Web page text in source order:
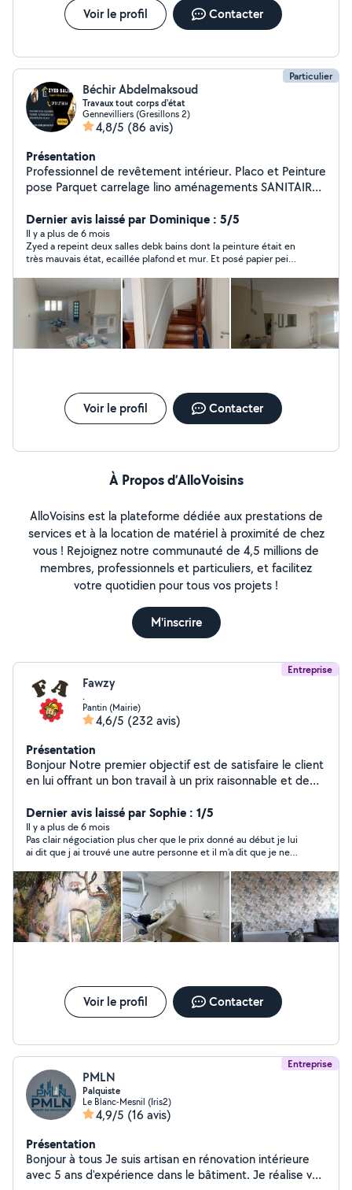
Voir le profil Contacter
Particulier
Béchir Abdelmaksoud
Travaux tout corps d'état
Gennevilliers (Gresillons 2)
4,8/5 (86 avis)
Présentation
Professionnel de revêtement intérieur. Placo et Peinture
pose Parquet carrelage lino aménagements SANITAIRE
de carrelage pour sols et murs. Revêtements de sol :
Parquet, stratifié, vinyle, Lino dalle PVC moquette
Peinture : état des lieux dégât des eaux Intérieure et
extérieure, avec un rendu propre et soigné. Montage de
meubles :pose de cuisine création dressing sure mesure
Rapide et efficace. Maçonnerie : Réparations,
constructions et rénovations.plaqout carreau de plâtre
pose porte et fenêtre Plomberie : Installation et
dépannage. SDB et sdd Bricolage général : Pour tous
Dernier avis laissé par Dominique : 5/5
Il y a plus de 6 mois
Zyed a repeint deux salles debk bains dont la peinture était en
très mauvais état, ecaillée plafond et mur. Et posé papier peint
très bien son métier. en plus il donne de bons conseils et
pratique des prix raisonnables. Il a retrouvé les couleurs de
peinture parfaitement. il est ponctuel, souriant, sérieux,
discret. Tout a été parfait. Je le recommande vivement.
Voir le profil Contacter
À Propos d’AlloVoisins
AlloVoisins est la plateforme dédiée aux prestations de
services et à la location de matériel à proximité de chez
vous ! Rejoignez notre communauté de 4,5 millions de
membres, professionnels et particuliers, et facilitez
votre quotidien pour tous vos projets !
M'inscrire
Entreprise
Fawzy
.
Pantin (Mairie)
4,6/5 (232 avis)
Présentation
Bonjour Notre premier objectif est de satisfaire le client
en lui offrant un bon travail à un prix raisonnable et de
conquérir un nouveau client. Nous sommes à votre
service à tout moment. N'hésitez pas à nous contacter.
Nous attendons votre appel, merci beaucoup Nous
travaillons dans disponible 7j/7, je me déplace sur Paris
et alentours. cordialement À votre service. 24/24 7j/7 -
peinture intérieure murs / plafonds -toile de verre, -
décoller et coller -des papiers peint. -pose le sol,
parquet, lino, Installation de meubles pose de cuisine -
carrelage, -électricité -plombier
Dernier avis laissé par Sophie : 1/5
Il y a plus de 6 mois
Pas clair négociation plus cher que le prix donné au début je lui
ai dit que j ai trouvé une autre personne et il m’a dit que je ne
juste , IL EST CAPABLE DE MENTIR ATTENTION A FUIR
Voir le profil Contacter
Entreprise
PMLN
Palquiste
Le Blanc-Mesnil (Iris2)
4,9/5 (16 avis)
Présentation
Bonjour à tous Je suis artisan en rénovation intérieure
avec 5 ans d'expérience dans le bâtiment. Je réalise vos